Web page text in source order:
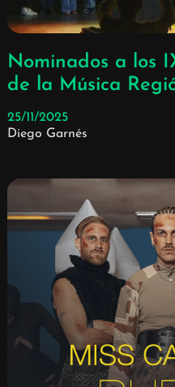
Nominados a los
de la Música
25/11/2025
Diego Garnés